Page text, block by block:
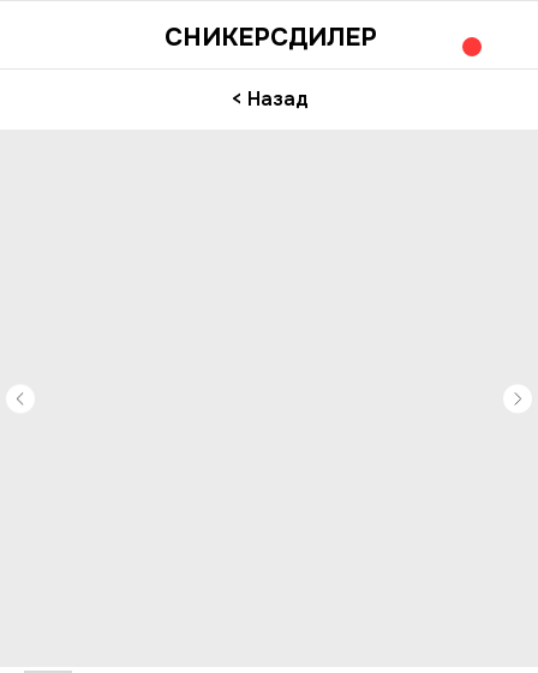
СНИКЕРСДИЛЕР
< Назад